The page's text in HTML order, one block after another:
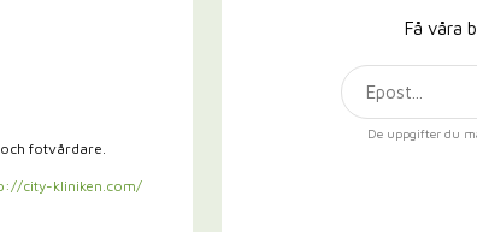
fotvårdare.
city-kliniken.com/
Få våra
De uppgifter du